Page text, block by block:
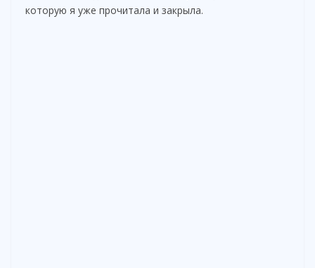
которую я уже прочитала и закрыла.